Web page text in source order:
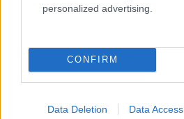
personalized advertising.
CONFIRM
Data Deletion Data Access